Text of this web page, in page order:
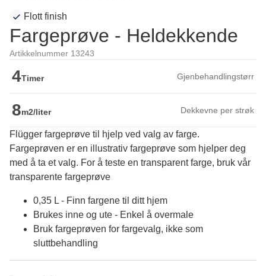
Flott finish
Fargeprøve - Heldekkende
Artikkelnummer 13243
4Timer Gjenbehandlingstørr
8m2/liter Dekkevne per strøk
Flügger fargeprøve til hjelp ved valg av farge.
Fargeprøven er en illustrativ fargeprøve som hjelper deg
med å ta et valg. For å teste en transparent farge, bruk vår
transparente fargeprøve
0,35 L - Finn fargene til ditt hjem
Brukes inne og ute - Enkel å overmale
Bruk fargeprøven for fargevalg, ikke som
sluttbehandling